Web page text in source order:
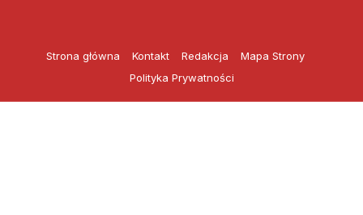
Strona główna Kontakt Redakcja
Mapa Strony
Polityka Prywatności